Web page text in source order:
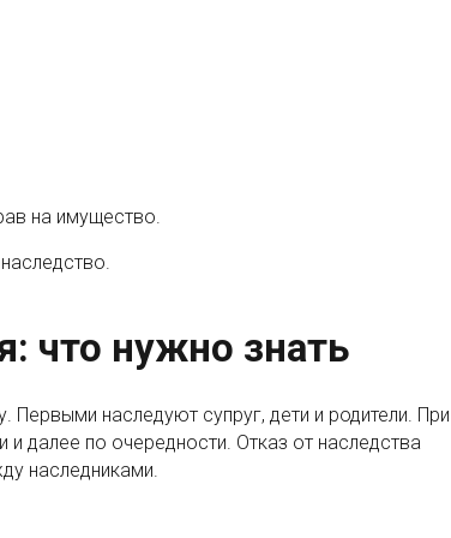
на имущество.
что нужно знать
Первыми наследуют супруг, дети и родители.
далее по очередности. Отказ от наследства
наследниками.